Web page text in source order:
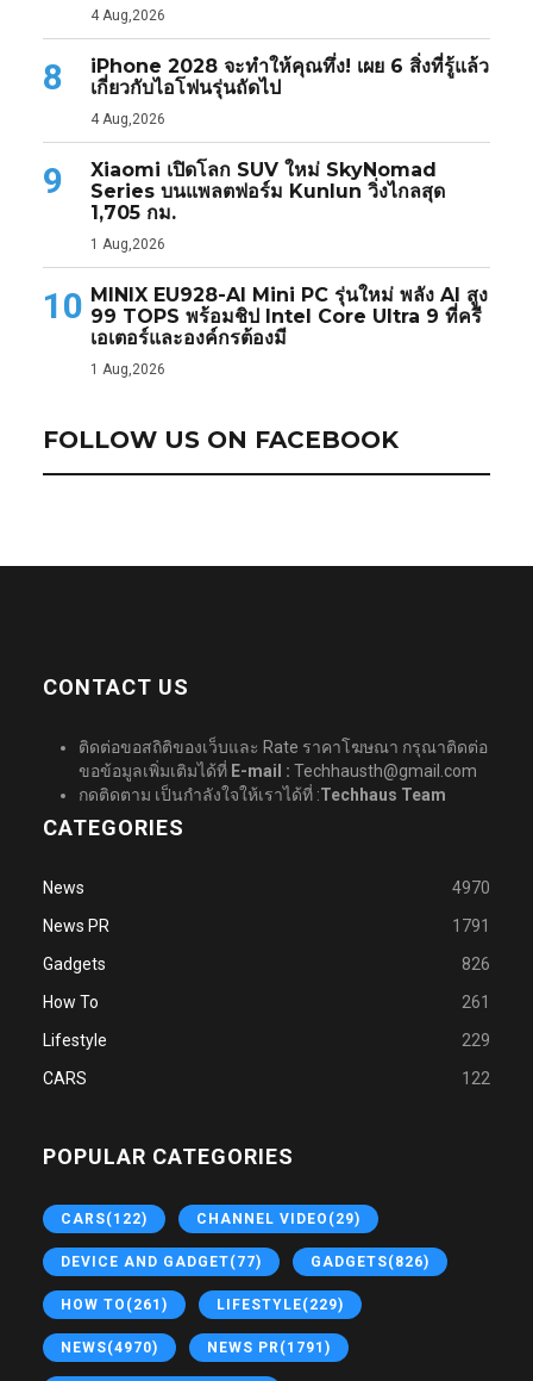
4 Aug,2026
8
iPhone 2028 จะทำให้คุณทึ่ง! เผย 6 สิ่งที่รู้แล้ว
เกี่ยวกับไอโฟนรุ่นถัดไป
4 Aug,2026
9
Xiaomi เปิดโลก SUV ใหม่ SkyNomad
Series บนแพลตฟอร์ม Kunlun วิ่งไกลสุด
1,705 กม.
1 Aug,2026
10 MINIX EU928-AI Mini PC รุ่นใหม่ พลัง AI สูง
99 TOPS พร้อมชิป Intel Core Ultra 9 ที่ครี
เอเตอร์และองค์กรต้องมี
1 Aug,2026
FOLLOW US ON FACEBOOK
CONTACT US
ติดต่อขอสถิติของเว็บและ Rate ราคาโฆษณา กรุณาติดต่อ
ขอข้อมูลเพิ่มเติมได้ที่ E-mail : Techhausth@gmail.com
กดติดตาม เป็นกำลังใจให้เราได้ที่ :Techhaus Team
CATEGORIES
News
4970
News PR
1791
Gadgets
826
How To
261
Lifestyle
229
CARS
122
POPULAR CATEGORIES
CARS(122) CHANNEL VIDEO (29)
DEVICE AND GADGET(77) GADGETS(826)
HOW TO (261) LIFESTYLE(229)
NEWS(4970) NEWS PR(1791)